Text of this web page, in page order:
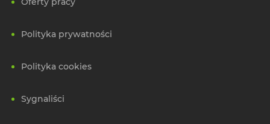
Polityka prywatności
Polityka cookies
Sygnaliści